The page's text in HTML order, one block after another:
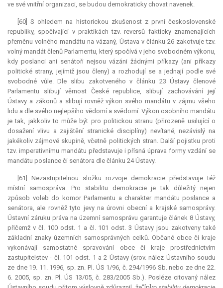
ve své vnitřní organizaci, se budou demokraticky chovat navenek.
[60] S ohledem na historickou zkušenost z první československé
republiky, spočívající v praktikách tzv. reversů fakticky znamenajících
přeměnu volného mandátu na vázaný, Ústava v článku 26 zakotvuje tzv.
volný mandát členů Parlamentu, který spočívá v jeho svobodném výkonu,
kdy poslanci ani senátoři nejsou vázáni žádnými příkazy (ani příkazy
politické strany, jejímiž jsou členy) a rozhodují se a jednají podle své
svobodné vůle. Dle slibu zakotveného v článku 23 Ústavy členové
Parlamentu slibují věrnost České republice, slibují zachovávání její
Ústavy a zákonů a slibují rovněž výkon svého mandátu v zájmu všeho
lidu a dle svého nejlepšího vědomí a svědomí. Výkon osobního mandátu
je tak, jakkoliv to může být pro politickou stranu (přirozeně usilující o
dosažení vlivu a zajištění stranické disciplíny) nevítané, nezávislý na
jakékoliv zájmové skupině, včetně politických stran. Další pojistku proti
tzv. imperativnímu mandátu představuje i přísná úprava formy vzdání se
mandátu poslance či senátora dle článku 24 Ústavy.
[61] Nezastupitelnou složku rozvoje demokracie představuje též
místní samospráva. Pro stabilitu demokracie je tak důležitý nejen
způsob voleb do komor Parlamentu a charakter mandátu poslance a
senátora, ale rovněž tyto jevy na úrovni obecní a krajské samosprávy.
Ústavní záruku práva na územní samosprávu garantuje článek 8 Ústavy,
přičemž v čl. 100 odst. 1 a čl. 101 odst. 3 Ústavy jsou zakotveny také
základní znaky územních samosprávných celků. Občané obce či kraje
vykonávají samostatné spravování obce či kraje prostřednictvím
zastupitelstev - čl. 101 odst. 1 a 2 Ústavy (srov. nález Ústavního soudu
ze dne 19. 11. 1996, sp. zn. Pl. ÚS 1/96, č. 294/1996 Sb. nebo ze dne 22.
6. 2005, sp. zn. Pl. ÚS 13/05, č. 283/2005 Sb.). Posléze citovaný nález